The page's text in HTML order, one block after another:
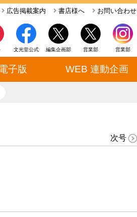
お問い合わせ
書店様へ
広告掲載案内
営業部
営業部
編集企画部
文光堂公式
電子版 WEB 連動企画
次号